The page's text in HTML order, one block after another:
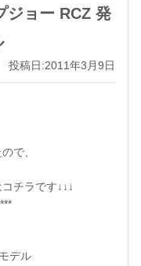
ジョー RCZ 発
投稿日:2011年3月9日
で、
チラです↓↓↓
デル